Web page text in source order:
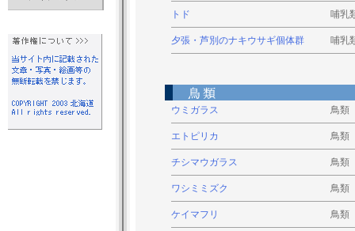
トド 哺乳
夕張・芦別のナキウサギ個体群 哺乳
ウミガラス 鳥類
エトピリカ 鳥類
チシマウガラス 鳥類
ワシミミズク 鳥類
ケイマフリ 鳥類